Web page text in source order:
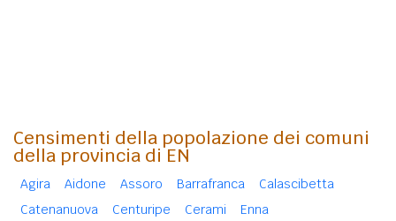
Censimenti della popolazione dei comuni
della provincia di EN
Agira Aidone Assoro Barrafranca
Calascibetta
Catenanuova
Centuripe Cerami
Enna